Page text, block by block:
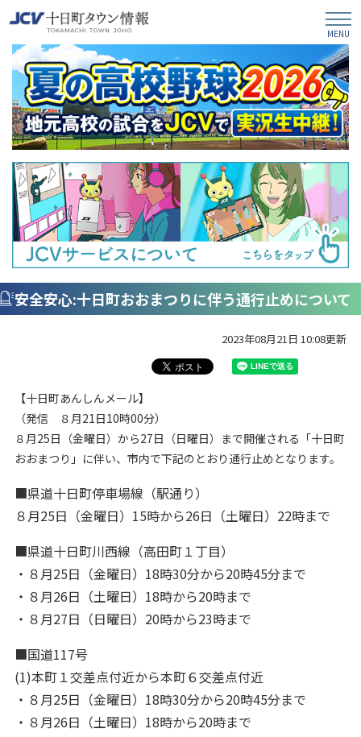
安全安心:十日町おおまつりに伴う通行止めについて
2023年08月21日 10:08更新
【十日町あんしんメール】
（発信 ８月21日10時00分）
８月25日（金曜日）から27日（日曜日）まで開催される「十日町
おおまつり」に伴い、市内で下記のとおり通行止めとなります。
■県道十日町停車場線（駅通り）
８月25日（金曜日）15時から26日（土曜日）22時まで
■県道十日町川西線（高田町１丁目）
・８月25日（金曜日）18時30分から20時45分まで
・８月26日（土曜日）18時から20時まで
・８月27日（日曜日）20時から23時まで
■国道117号
(1)本町１交差点付近から本町６交差点付近
・８月25日（金曜日）18時30分から20時45分まで
・８月26日（土曜日）18時から20時まで